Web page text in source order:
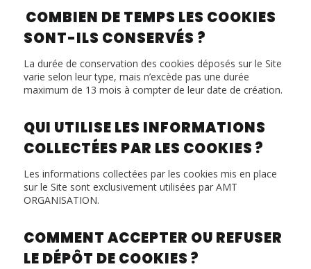
COMBIEN DE TEMPS LES COOKIES
SONT-ILS CONSERVÉS ?
La durée de conservation des cookies déposés sur le Site
varie selon leur type, mais n’excède pas une durée
maximum de 13 mois à compter de leur date de création.
QUI UTILISE LES INFORMATIONS
COLLECTÉES PAR LES COOKIES ?
Les informations collectées par les cookies mis en place
sur le Site sont exclusivement utilisées par AMT
ORGANISATION.
COMMENT ACCEPTER OU REFUSER
LE DÉPÔT DE COOKIES ?